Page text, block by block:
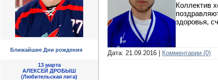
Ближайшие Дни рождения
13 марта
АЛЕКСЕЙ ДРОБЫШ
(Любительская лига)
Коллектив
здоровья,
Дата: 21.09.2016 | Комментарии (0)